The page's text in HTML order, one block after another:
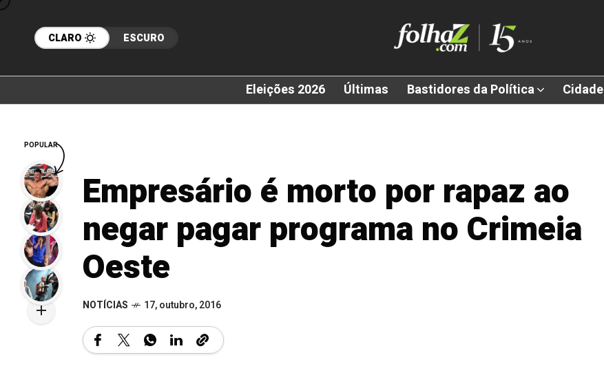
CLARO ESCURO
Eleições 2026 Últimas Bastidores da Política Cidade
Empresário é morto por rapaz ao
negar pagar programa no Crimeia
Oeste
NOTÍCIAS 17, outubro, 2016
POPULAR